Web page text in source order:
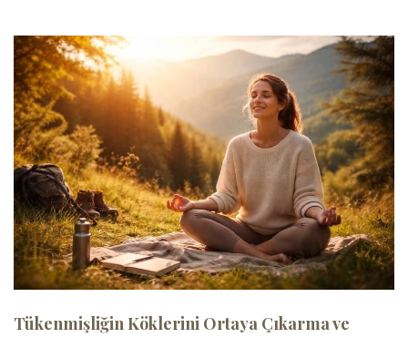
Tükenmişliğin Köklerini Ortaya Çıkarma ve